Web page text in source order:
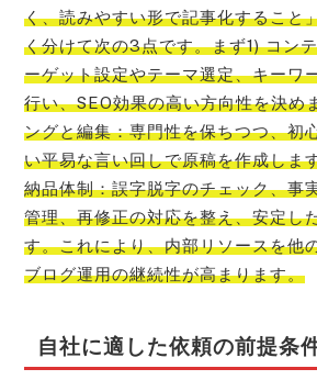
く、読みやすい形で記事化すること
く分けて次の3点です。まず1) コン
ーゲット設定やテーマ選定、キーワ
行い、SEO効果の高い方向性を決め
ングと編集：専門性を保ちつつ、初
い平易な言い回しで原稿を作成しま
納品体制：誤字脱字のチェック、事
管理、再修正の対応を整え、安定し
す。これにより、内部リソースを他
ブログ運用の継続性が高まります。
自社に適した依頼の前提条